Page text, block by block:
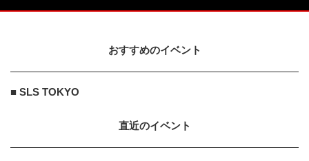
おすすめのイベント
■ SLS TOKYO
直近のイベント